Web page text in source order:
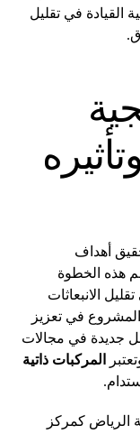
القيادة في تقليل
أهداف
هذه الخطوة
الانبعاثات
في تعزيز
جديدة في مجالات
المركبات ذاتية
الرياض كمركز